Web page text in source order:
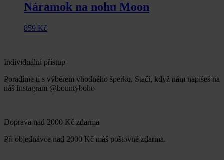
Náramok na nohu Moon
859 Kč
Individuální přístup
Poradíme ti s výběrem vhodného šperku. Stačí, když nám napíšeš na
náš Instagram @bountyboho
Doprava nad 2000 Kč zdarma
Při objednávce nad 2000 Kč máš poštovné zdarma.